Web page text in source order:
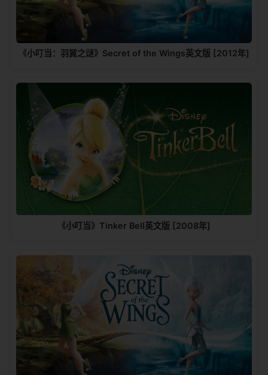
《小叮当：羽翼之谜》Secret of the Wings英文版 [2012年]
《小叮当》Tinker Bell英文版 [2008年]